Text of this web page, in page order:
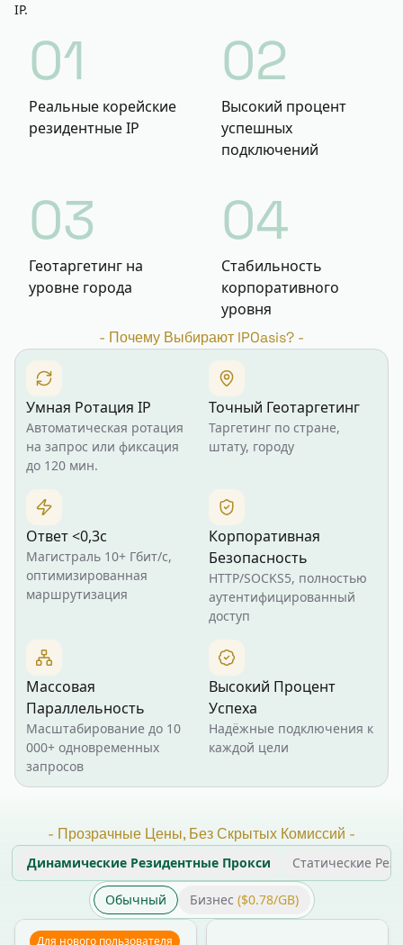
IP.
01
Реальные корейские
резидентные IP
02
Высокий процент
успешных
подключений
03
Геотаргетинг на
уровне города
04
Стабильность
корпоративного
уровня
- Почему Выбирают IPOasis? -
Умная Ротация IP
Автоматическая ротация
на запрос или фиксация
до 120 мин.
Точный Геотаргетинг
Таргетинг по стране,
штату, городу
Ответ <0,3с
Магистраль 10+ Гбит/с,
оптимизированная
маршрутизация
Корпоративная
Безопасность
HTTP/SOCKS5, полностью
аутентифицированный
доступ
Массовая
Параллельность
Масштабирование до 10
000+ одновременных
запросов
Высокий Процент
Успеха
Надёжные подключения к
каждой цели
- Прозрачные Цены, Без Скрытых Комиссий -
Динамические Резидентные Прокси Статические
Обычный Бизнес ($0.78/GB)
Для нового пользователя